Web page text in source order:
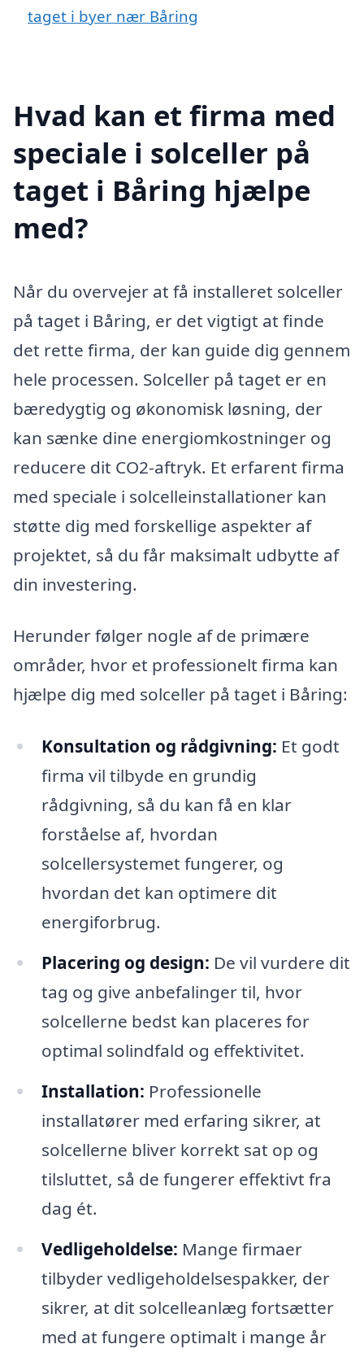
taget i byer nær Båring
Hvad kan et firma med
speciale i solceller på
taget i Båring hjælpe
med?
Når du overvejer at få installeret solceller
på taget i Båring, er det vigtigt at finde
det rette firma, der kan guide dig gennem
hele processen. Solceller på taget er en
bæredygtig og økonomisk løsning, der
kan sænke dine energiomkostninger og
reducere dit CO2-aftryk. Et erfarent firma
med speciale i solcelleinstallationer kan
støtte dig med forskellige aspekter af
projektet, så du får maksimalt udbytte af
din investering.
Herunder følger nogle af de primære
områder, hvor et professionelt firma kan
hjælpe dig med solceller på taget i Båring:
Konsultation og rådgivning: Et godt
firma vil tilbyde en grundig
rådgivning, så du kan få en klar
forståelse af, hvordan
solcellersystemet fungerer, og
hvordan det kan optimere dit
energiforbrug.
Placering og design: De vil vurdere dit
tag og give anbefalinger til, hvor
solcellerne bedst kan placeres for
optimal solindfald og effektivitet.
Installation: Professionelle
installatører med erfaring sikrer, at
solcellerne bliver korrekt sat op og
tilsluttet, så de fungerer effektivt fra
dag ét.
Vedligeholdelse: Mange firmaer
tilbyder vedligeholdelsespakker, der
sikrer, at dit solcelleanlæg fortsætter
med at fungere optimalt i mange år